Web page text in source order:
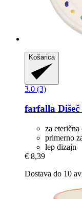
Košarica
3.0 (3)
farfalla
za eterična
primerno
lep dizajn
€ 8,39
Dostava do 10